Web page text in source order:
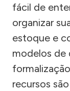
fácil de
organizar
estoque e
modelos de
recursos